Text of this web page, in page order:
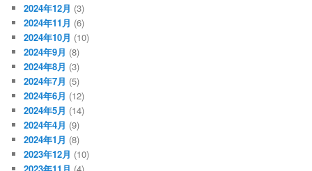
2024年12月 (3)
2024年11月 (6)
2024年10月 (10)
2024年9月 (8)
2024年8月 (3)
2024年7月 (5)
2024年6月 (12)
2024年5月 (14)
2024年4月 (9)
2024年1月 (8)
2023年12月 (10)